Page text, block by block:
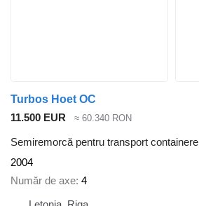
Turbos Hoet OC
11.500 EUR
≈ 60.340 RON
Semiremorcă pentru transport containere
2004
Număr de axe 4